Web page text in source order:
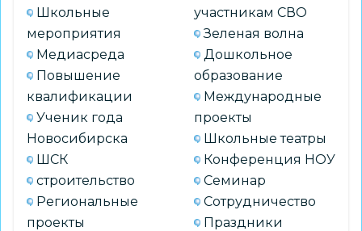
Школьные
мероприятия
Медиасреда
Повышение
квалификации
Ученик года
Новосибирска
ШСК
строительство
Региональные
проекты
участникам СВО
Зеленая волна
Дошкольное
образование
Международные
проекты
Школьные театры
Конференция НОУ
Семинар
Сотрудничество
Праздники